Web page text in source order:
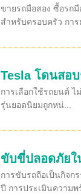
ขายรถมือสอง ซื้อรถ
สำหรับครอบครัว การ
Tesla โดนสอ
การเลือกใช้รถยนต์
รุ่นยอดนิยมถูกหน่...
ขับขี่ปลอดภัยใ
การขับรถถือเป็นกิจก
ปี การประเมินความพ